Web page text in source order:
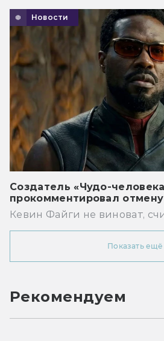
Новости
Создатель «Чудо-
прокомментировал
Кевин Файги не виноват,
Показать ещё
Рекомендуем